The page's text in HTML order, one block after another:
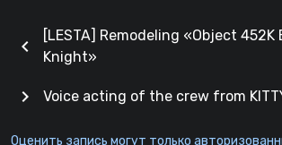
chevron_left
[LESTA] Remodeling «Object 452K
Knight»
Voice acting of the crew from
chevron_right
Оценить запись могут только